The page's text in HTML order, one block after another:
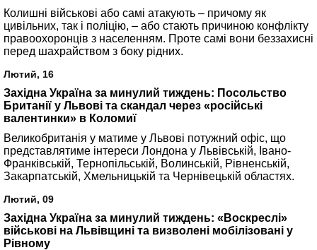
Колишні військові або самі атакують – причому як
цивільних, так і поліцію, – або стають причиною конфлікту
правоохоронців з населенням. Проте самі вони беззахисні
перед шахрайством з боку рідних.
Лютий, 16
Західна Україна за минулий тиждень: Посольство
Британії у Львові та скандал через «російські
валентинки» в Коломиї
Великобританія у матиме у Львові потужний офіс, що
представлятиме інтереси Лондона у Львівській, Івано-
Франківській, Тернопільській, Волинській, Рівненській,
Закарпатській, Хмельницькій та Чернівецькій областях.
Лютий, 09
Західна Україна за минулий тиждень: «Воскреслі»
військові на Львівщині та визволені мобілізовані у
Рівному